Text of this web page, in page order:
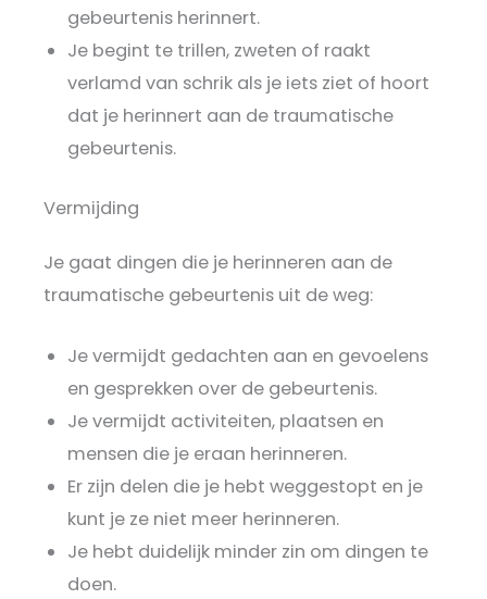
gebeurtenis herinnert.
Je begint te trillen, zweten of raakt
verlamd van schrik als je iets ziet of hoort
dat je herinnert aan de traumatische
gebeurtenis.
Vermijding
Je gaat dingen die je herinneren aan de
traumatische gebeurtenis uit de weg:
Je vermijdt gedachten aan en gevoelens
en gesprekken over de gebeurtenis.
Je vermijdt activiteiten, plaatsen en
mensen die je eraan herinneren.
Er zijn delen die je hebt weggestopt en je
kunt je ze niet meer herinneren.
Je hebt duidelijk minder zin om dingen te
doen.